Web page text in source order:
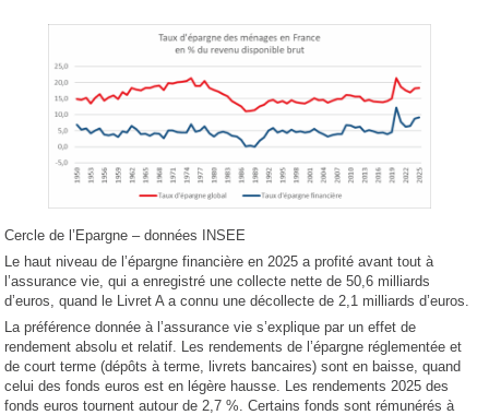
Cercle de l’Epargne – données INSEE
Le haut niveau de l’épargne financière en 2025 a profité avant tout à
l’assurance vie, qui a enregistré une collecte nette de 50,6 milliards
d’euros, quand le Livret A a connu une décollecte de 2,1 milliards d’euros.
La préférence donnée à l’assurance vie s’explique par un effet de
rendement absolu et relatif. Les rendements de l’épargne réglementée et
de court terme (dépôts à terme, livrets bancaires) sont en baisse, quand
celui des fonds euros est en légère hausse. Les rendements 2025 des
fonds euros tournent autour de 2,7 %. Certains fonds sont rémunérés à